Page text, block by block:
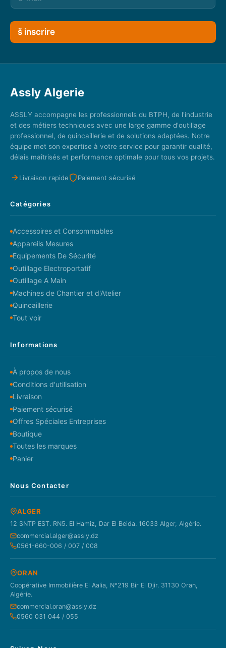
š inscrire
Assly Algerie
ASSLY accompagne les professionnels du BTPH, de l'industrie
et des métiers techniques avec une large gamme d'outillage
professionnel, de quincaillerie et de solutions adaptées. Notre
équipe met son expertise à votre service pour garantir qualité,
délais maîtrisés et performance optimale pour tous vos projets.
Livraison rapide Paiement sécurisé
Catégories
Accessoires et Consommables
Appareils Mesures
Equipements De Sécurité
Outillage Electroportatif
Outillage A Main
Machines de Chantier et d'Atelier
Quincaillerie
Tout voir
Informations
À propos de nous
Conditions d'utilisation
Livraison
Paiement sécurisé
Offres Spéciales Entreprises
Boutique
Toutes les marques
Panier
Nous Contacter
ALGER
12 SNTP EST. RN5. El Hamiz, Dar El Beida. 16033 Alger, Algérie.
commercial.alger@assly.dz
0561-660-006 / 007 / 008
ORAN
Coopérative Immobilière El Aalia, N°219 Bir El Djir. 31130 Oran,
Algérie.
commercial.oran@assly.dz
0560 031 044 / 055